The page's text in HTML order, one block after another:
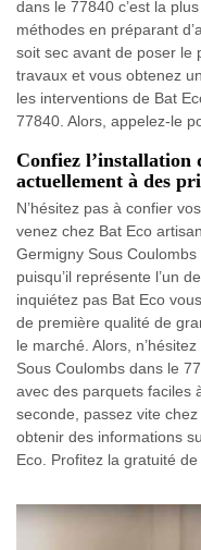
dans le 77840 c’est la
méthodes en préparant
soit sec avant de poser le
travaux et vous obtenez
les interventions de Bat
77840. Alors, appelez-le
Confiez l’installation
actuellement à des
N’hésitez pas à confier
venez chez Bat Eco
Germigny Sous
puisqu’il représente l’un
inquiétez pas Bat Eco
de première qualité de
le marché. Alors,
Sous Coulombs dans le
avec des parquets faciles
seconde, passez vite
obtenir des informations
Eco. Profitez la gratuité